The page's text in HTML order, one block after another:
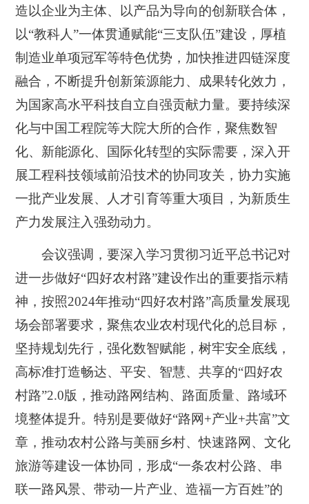
造以企业为主体、以产品为导向的创新联合体，
以“教科人”一体贯通赋能“三支队伍”建设，厚植
制造业单项冠军等特色优势，加快推进四链深度
融合，不断提升创新策源能力、成果转化效力，
为国家高水平科技自立自强贡献力量。要持续深
化与中国工程院等大院大所的合作，聚焦数智
化、新能源化、国际化转型的实际需要，深入开
展工程科技领域前沿技术的协同攻关，协力实施
一批产业发展、人才引育等重大项目，为新质生
产力发展注入强劲动力。
会议强调，要深入学习贯彻习近平总书记对
进一步做好“四好农村路”建设作出的重要指示精
神，按照2024年推动“四好农村路”高质量发展现
场会部署要求，聚焦农业农村现代化的总目标，
坚持规划先行，强化数智赋能，树牢安全底线，
高标准打造畅达、平安、智慧、共享的“四好农
村路”2.0版，推动路网结构、路面质量、路域环
境整体提升。特别是要做好“路网+产业+共富”文
章，推动农村公路与美丽乡村、快速路网、文化
旅游等建设一体协同，形成“一条农村公路、串
联一路风景、带动一片产业、造福一方百姓”的